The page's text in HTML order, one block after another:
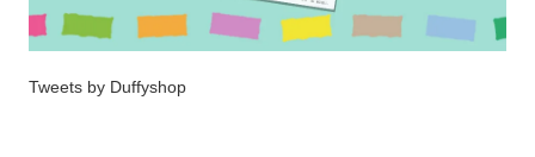
Tweets by Duffyshop